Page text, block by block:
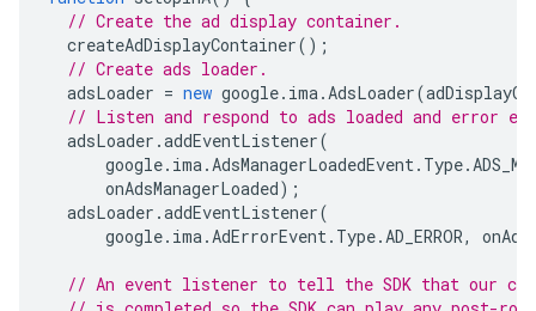
// Create the ad display container.
createAdDisplayContainer();
// Create ads loader.
adsLoader = new google. ima.AdsLoader(
// Listen and respond to ads loaded and error
adsLoader .addEventListener(
google. ima.AdsManagerLoadedEvent. Type.
onAdsManagerLoaded);
adsLoader .addEventListener(
google. ima.AdErrorEvent. Type.AD_ERROR,
// An event listener to tell the SDK that our